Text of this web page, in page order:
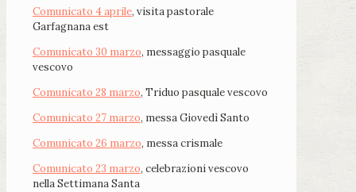
Comunicato 4 aprile, visita pastorale
Garfagnana est
Comunicato 30 marzo, messaggio pasquale
vescovo
Comunicato 28 marzo, Triduo pasquale vescovo
Comunicato 27 marzo, messa Giovedì Santo
Comunicato 26 marzo, messa crismale
Comunicato 23 marzo, celebrazioni vescovo
nella Settimana Santa